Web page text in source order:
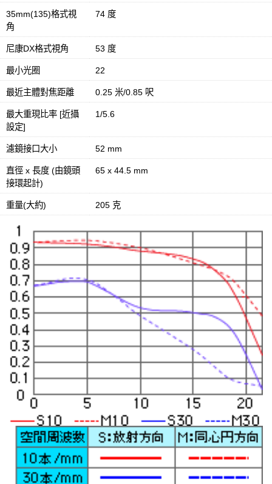
35mm(135)格式視
角
74 度
尼康DX格式視角 53 度
最小光圈 22
最近主體對焦距離 0.25 米/0.85 呎
最大重現比率 [近攝
設定]
1/5.6
濾鏡接口大小 52 mm
直徑 x 長度 (由鏡頭
接環起計)
65 x 44.5 mm
重量(大約) 205 克